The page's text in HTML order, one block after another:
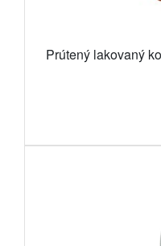
Prútený lakovaný